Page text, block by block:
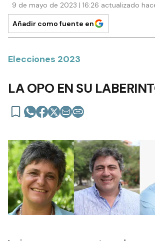
9 de mayo de 2023 | 16:26 actualizado
Añadir como fuente en
Elecciones 2023
LA OPO EN SU